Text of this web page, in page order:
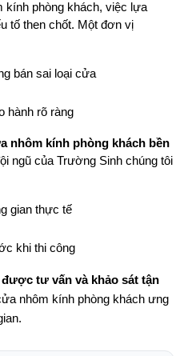
kính phòng khách, việc lựa
tố then chốt. Một đơn vị
bán sai loại cửa
hành rõ ràng
nhôm kính phòng khách bền
ngũ của Trường Sinh chúng tôi
gian thực tế
khi thi công
tư vấn và khảo sát tận
nhôm kính phòng khách ưng